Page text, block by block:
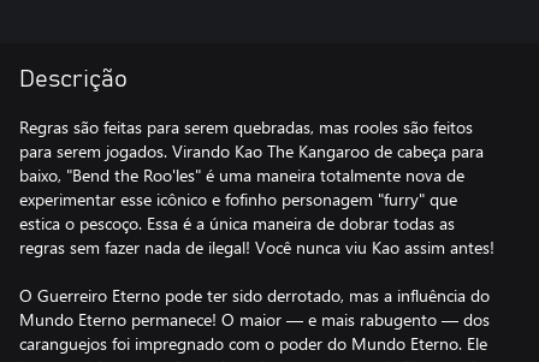
Descrição
Regras são feitas para serem quebradas, mas rooles são feitos
para serem jogados. Virando Kao The Kangaroo de cabeça para
baixo, "Bend the Roo'les" é uma maneira totalmente nova de
experimentar esse icônico e fofinho personagem "furry" que
estica o pescoço. Essa é a única maneira de dobrar todas as
regras sem fazer nada de ilegal! Você nunca viu Kao assim antes!
O Guerreiro Eterno pode ter sido derrotado, mas a influência do
Mundo Eterno permanece! O maior — e mais rabugento — dos
caranguejos foi impregnado com o poder do Mundo Eterno. Ele